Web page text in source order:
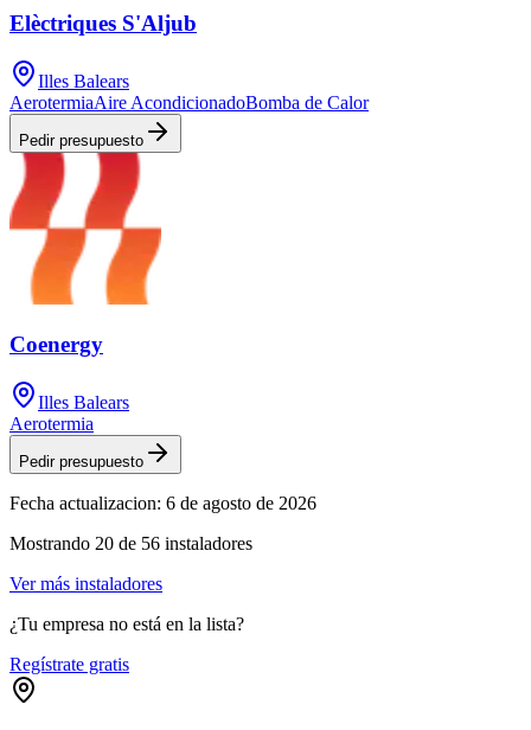
Elèctriques S'Aljub
Illes Balears
AerotermiaAire AcondicionadoBomba de Calor
Pedir presupuesto
Coenergy
Illes Balears
Aerotermia
Pedir presupuesto
Fecha actualizacion: 6 de agosto de 2026
Mostrando 20 de 56 instaladores
Ver más instaladores
¿Tu empresa no está en la lista?
Regístrate gratis